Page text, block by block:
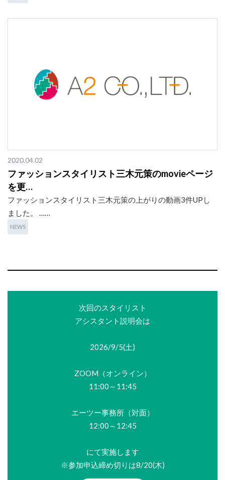
2020.04.02
ファッションスタイリスト三木元策のmovieページ
を更…
ファッションスタイリスト三木元策の上がりの動画3件UPし
ました。 ……
NEWS
次回のスタイリスト
アシスタント説明会は
2026/9/5(土)
ZOOM（オンライン）
11:00～11:45
エーツー事務所（対面）
12:00～12:45
にて実施します
※参加申込締め切りは8/20(木)